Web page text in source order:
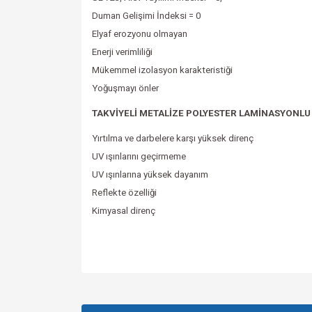
Duman Gelişimi İndeksi = 0
Elyaf erozyonu olmayan
Enerji verimliliği
Mükemmel izolasyon karakteristiği
Yoğuşmayı önler
TAKVİYELİ METALİZE POLYESTER
Yırtılma ve darbelere karşı yüksek direnç
UV ışınlarını geçirmeme
UV ışınlarına yüksek dayanım
Reflekte özelliği
Kimyasal direnç